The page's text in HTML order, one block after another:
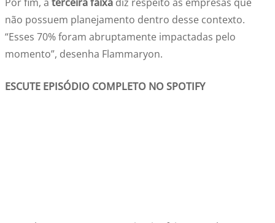
não possuem planejamento dentro desse contexto.
“Esses 70% foram abruptamente impactadas pelo
momento”, desenha Flammaryon.
ESCUTE EPISÓDIO COMPLETO NO SPOTIFY